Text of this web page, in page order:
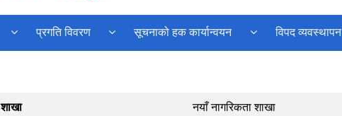
प्रगति विवरण सूचनाको हक कार्यान्वयन विपद व्यवस्थापन
शाखा
नयाँ नागरिकता शाखा